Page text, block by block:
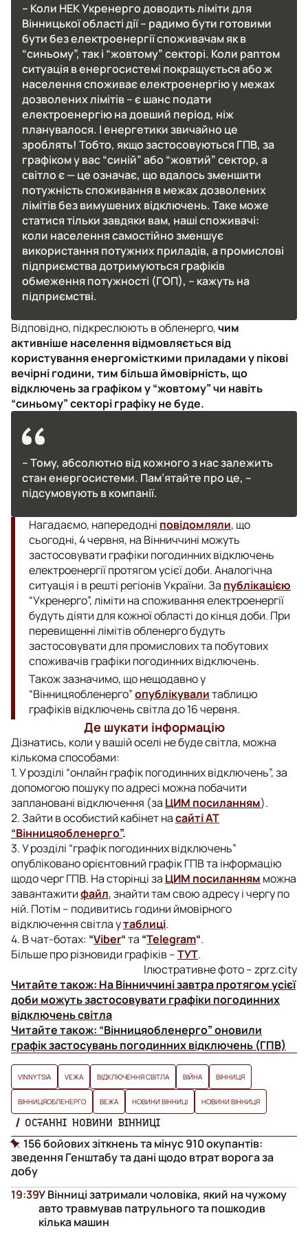
– Коли НЕК Укренерго доводить ліміти для
Вінницької області дії – радимо бути готовими
бути без електроенергії споживачам як в
“синьому”, так і “жовтому” секторі. Коли раптом
ситуація в енергосистемі покращується або ж
населення споживає електроенергію у межах
дозволених лімітів – є шанс подати
електроенергію на довший період, ніж
планувалося. І енергетики звичайно це
зроблять! Тобто, якщо застосовуються ГПВ, за
графіком у вас “синій” або “жовтий” сектор, а
світло є — це означає, що вдалось зменшити
потужність споживання в межах дозволених
лімітів без вимушених відключень. Таке може
статися тільки завдяки вам, наші споживачі:
коли населення самостійно зменшує
використання потужних приладів, а промислові
підприємства дотримуються графіків
обмеження потужності (ГОП), – кажуть на
підприємстві.
Відповідно, підкреслюють в обленерго,чим
активніше населення відмовляється від
користування енергомісткими приладами у пікові
вечірні години, тим більша ймовірність, що
відключень за графіком у “жовтому” чи навіть
“синьому” секторі графіку не буде.
– Тому, абсолютно від кожного з нас залежить
стан енергосистеми. Пам’ятайте про це, –
підсумовують в компанії.
Нагадаємо, напередодні повідомляли, що
сьогодні, 4 червня, на Вінниччині можуть
застосовувати графіки погодинних відключень
електроенергії протягом усієї доби. Аналогічна
ситуація і в решті регіонів України. За публікацією
“Укренерго”, ліміти на споживання електроенергії
будуть діяти для кожної області до кінця доби. При
перевищенні лімітів обленерго будуть
застосовувати для промислових та побутових
споживачів графіки погодинних відключень.
Також зазначимо, що нещодавно у
“Вінницяобленерго”опублікувалитаблицю
графіків відключень світла до 16 червня.
Де шукати інформацію
Дізнатись, коли у вашій оселі не буде світла, можна
кількома способами:
1. У розділі “онлайн графік погодинних відключень”, за
допомогою пошуку по адресі можна побачити
заплановані відключення (за ЦИМ посиланням).
2.Зайти в особистий кабінет насайті АТ
“Вінницяобленерго”.
3. У розділі “графік погодинних відключень”
опубліковано орієнтовний графік ГПВ та інформацію
щодо черг ГПВ. На сторінці за ЦИМ посиланням можна
завантажитифайл, знайти там свою адресу і чергу по
ній. Потім – подивитись години ймовірного
відключення світла утаблиці.
4. В чат-ботах: “Viber“та “Telegram“.
Більше про різновиди графіків –ТУТ.
Ілюстративне фото – zprz.city
Читайте також: На Вінниччині завтра протягом усієї
доби можуть застосовувати графіки погодинних
відключень світла
Читайте також: “Вінницяобленерго” оновили
графік застосувань погодинних відключень (ГПВ)
VINNYTSIA VЕЖА ВІДКЛЮЧЕННЯ СВІТЛА ВІЙНА ВІННИЦЯ
ВІННИЦЯОБЛЕНЕРГО ВЕЖА НОВИНИ ВІННИЦІ НОВИНИ ВІННИЦЯ
ОСТАННІ НОВИНИ ВІННИЦІ
156 бойових зіткнень та мінус 910 окупантів:
зведення Генштабу та дані щодо втрат ворога за
добу
У Вінниці затримали чоловіка, який на чужому
авто травмував патрульного та пошкодив
кілька машин
19:39